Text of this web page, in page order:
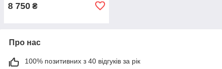
8 750 ₴
Про нас
100% позитивних з 40 відгуків за рік